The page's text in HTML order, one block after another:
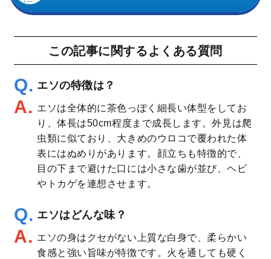
この記事に関するよくある質問
エソの特徴は？
エソは全体的に茶色っぽく細長い体型をしてお
り、体長は50cm程度まで成長します。外見は爬
虫類に似ており、大きめのウロコで覆われた体
表にはぬめりがあります。顔立ちも特徴的で、
目の下まで避けた口には小さな歯が並び、ヘビ
やトカゲを連想させます。
エソはどんな味？
エソの身はクセがない上質な白身で、柔らかい
食感と強い旨味が特徴です。火を通しても硬く